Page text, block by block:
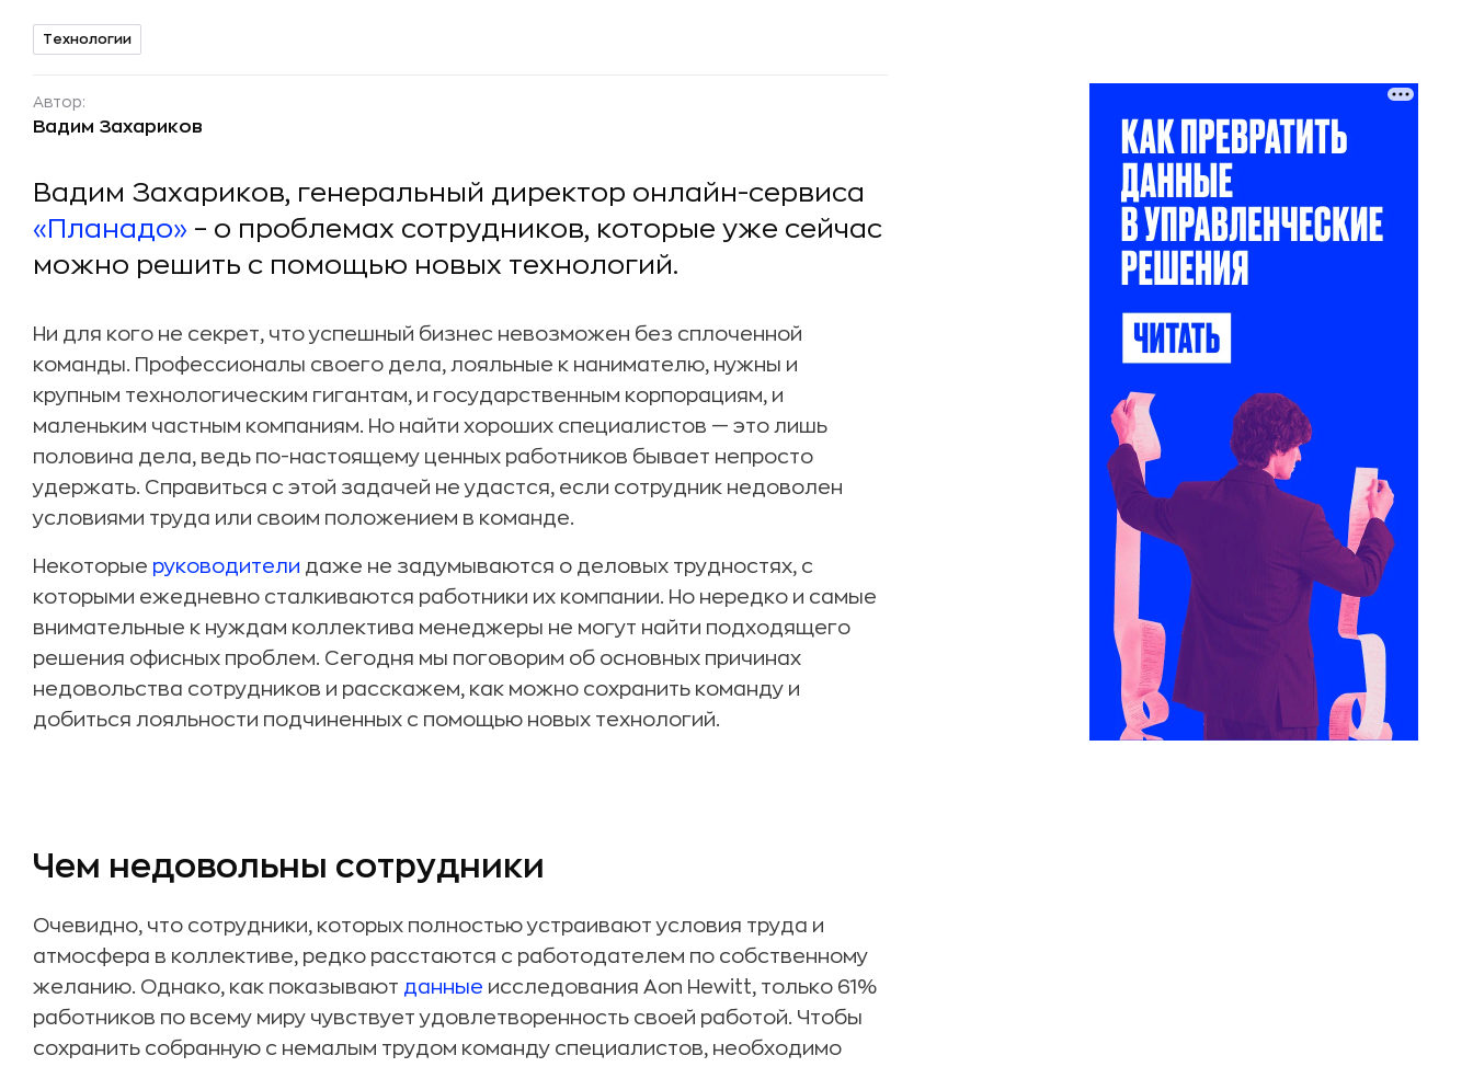
Технологии
Автор:
Вадим Захариков
Вадим Захариков, генеральный директор онлайн-сервиса
«Планадо» – о проблемах сотрудников, которые уже сейчас
можно решить с помощью новых технологий.
Ни для кого не секрет, что успешный бизнес невозможен без сплоченной
команды. Профессионалы своего дела, лояльные к нанимателю, нужны и
крупным технологическим гигантам, и государственным корпорациям, и
маленьким частным компаниям. Но найти хороших специалистов — это лишь
половина дела, ведь по-настоящему ценных работников бывает непросто
удержать. Справиться с этой задачей не удастся, если сотрудник недоволен
условиями труда или своим положением в команде.
Некоторые руководители даже не задумываются о деловых трудностях, с
которыми ежедневно сталкиваются работники их компании. Но нередко и самые
внимательные к нуждам коллектива менеджеры не могут найти подходящего
решения офисных проблем. Сегодня мы поговорим об основных причинах
недовольства сотрудников и расскажем, как можно сохранить команду и
добиться лояльности подчиненных с помощью новых технологий.
Чем недовольны сотрудники
Очевидно, что сотрудники, которых полностью устраивают условия труда и
атмосфера в коллективе, редко расстаются с работодателем по собственному
желанию. Однако, как показывают данные исследования Aon Hewitt, только 61%
работников по всему миру чувствует удовлетворенность своей работой. Чтобы
сохранить собранную с немалым трудом команду специалистов, необходимо